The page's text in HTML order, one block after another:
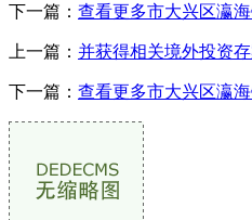
下一篇： 查看更多市大兴区瀛
上一篇： 并获得相关境外投资
下一篇： 查看更多市大兴区瀛